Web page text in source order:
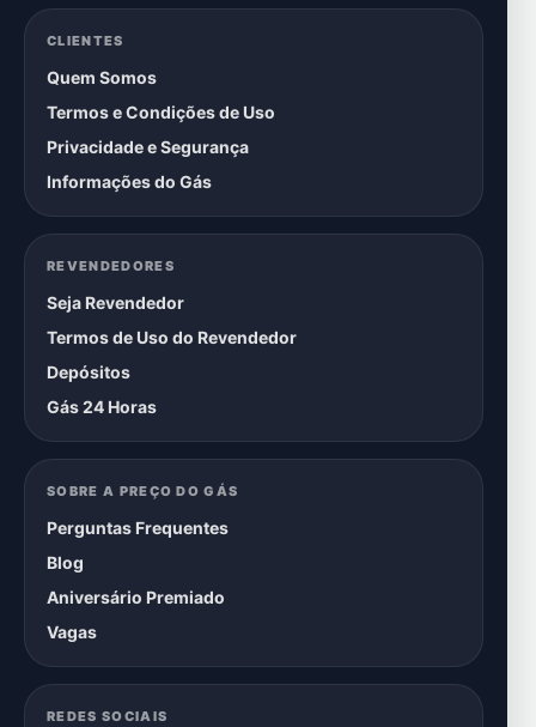
CLIENTES
Quem Somos
Termos e Condições de Uso
Privacidade e Segurança
Informações do Gás
REVENDEDORES
Seja Revendedor
Termos de Uso do Revendedor
Depósitos
Gás 24 Horas
SOBRE A PREÇO DO GÁS
Perguntas Frequentes
Blog
Aniversário Premiado
Vagas
REDES SOCIAIS